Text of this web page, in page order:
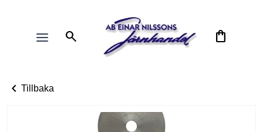
search shopping_bag
chevron_left Tillbaka